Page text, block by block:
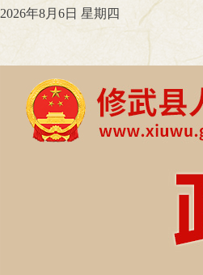
2026年8月6日 星期四